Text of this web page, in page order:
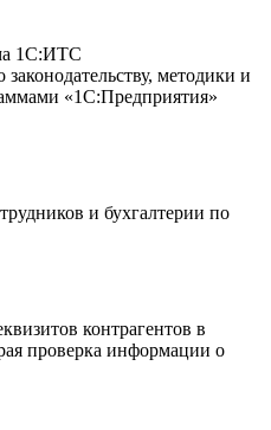
1С:ИТС
методики и
«1С:Предприятия»
и бухгалтерии по
контрагентов в
проверка информации о